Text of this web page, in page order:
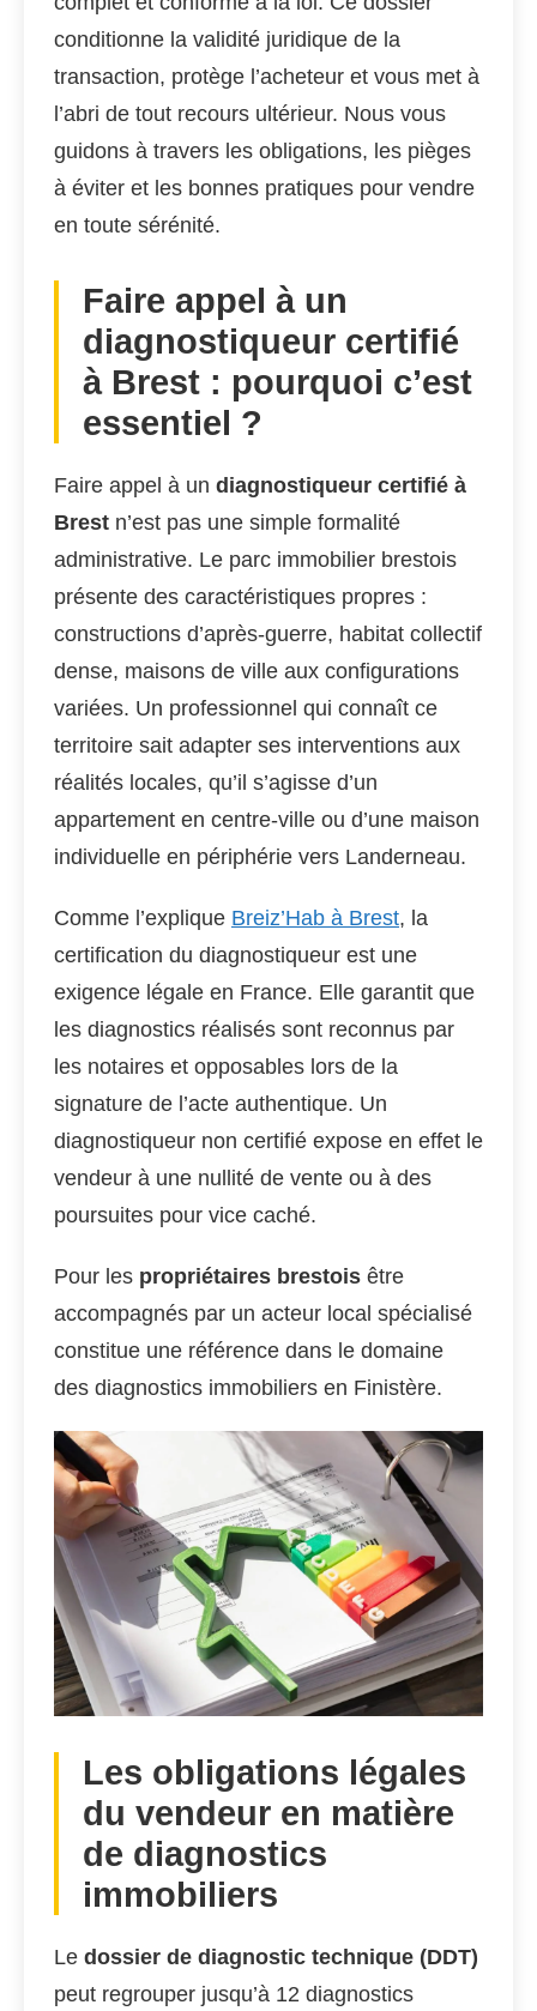
conditionne la validité juridique de la
transaction, protège l’acheteur et vous met à
l’abri de tout recours ultérieur. Nous vous
guidons à travers les obligations, les pièges
à éviter et les bonnes pratiques pour vendre
en toute sérénité.
Faire appel à un
diagnostiqueur certifié
à Brest : pourquoi c’est
essentiel ?
Faire appel à un diagnostiqueur certifié à
Brest n’est pas une simple formalité
administrative. Le parc immobilier brestois
présente des caractéristiques propres :
constructions d’après-guerre, habitat collectif
dense, maisons de ville aux configurations
variées. Un professionnel qui connaît ce
territoire sait adapter ses interventions aux
réalités locales, qu’il s’agisse d’un
appartement en centre-ville ou d’une maison
individuelle en périphérie vers Landerneau.
Comme l’explique Breiz’Hab à Brest, la
certification du diagnostiqueur est une
exigence légale en France. Elle garantit que
les diagnostics réalisés sont reconnus par
les notaires et opposables lors de la
signature de l’acte authentique. Un
diagnostiqueur non certifié expose en effet le
vendeur à une nullité de vente ou à des
poursuites pour vice caché.
Pour les propriétaires brestois être
accompagnés par un acteur local spécialisé
constitue une référence dans le domaine
des diagnostics immobiliers en Finistère.
Les obligations légales
du vendeur en matière
de diagnostics
immobiliers
Le dossier de diagnostic technique (DDT)
peut regrouper jusqu’à 12 diagnostics